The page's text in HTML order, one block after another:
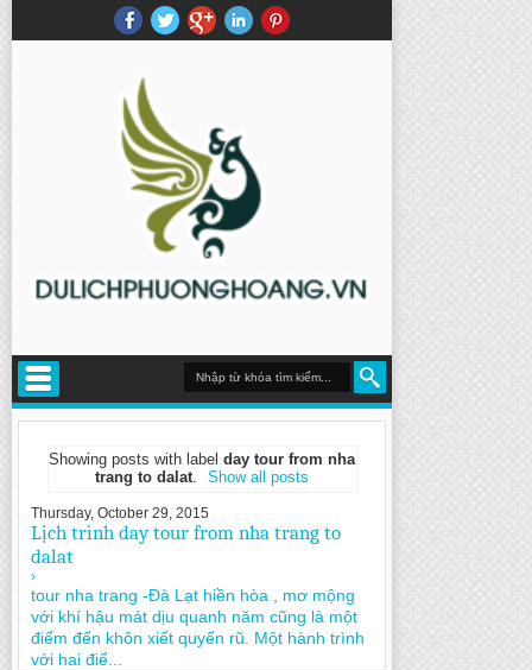
Showing posts with label day tour from nha
trang to dalat. Show all posts
Thursday, October 29, 2015
Lịch trình day tour from nha trang to
dalat
›
tour nha trang -Đà Lạt hiền hòa , mơ mộng
với khí hậu mát dịu quanh năm cũng là một
điểm đến khôn xiết quyến rũ. Một hành trình
với hai điể...